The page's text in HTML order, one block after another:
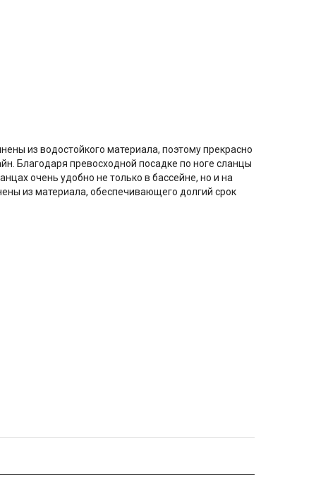
из водостойкого материала, поэтому прекрасно
Благодаря превосходной посадке по ноге сланцы
очень удобно не только в бассейне, но и на
из материала, обеспечивающего долгий срок